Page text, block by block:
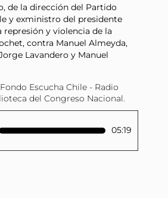
de la dirección del Partido
y exministro del presidente
represión y violencia de la
contra Manuel Almeyda,
Lavandero y Manuel
05:19
Escucha Chile - Radio
del Congreso Nacional.